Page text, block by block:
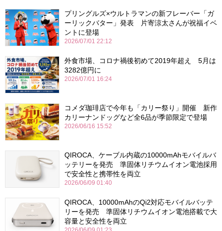
プリングルズ×ウルトラマンの新フレーバー「ガ
ーリックバター」発表 片寄涼太さんが祝福イベ
ントに登場
2026/07/01 22:12
外食市場、コロナ禍後初めて2019年超え 5月は
3282億円に
2026/07/01 16:24
コメダ珈琲店で今年も「カリー祭り」開催 新作
カリーナンドッグなど全6品が季節限定で登場
2026/06/16 15:52
QIROCA、ケーブル内蔵の10000mAhモバイルバ
ッテリーを発売 準固体リチウムイオン電池採用
で安全性と携帯性を両立
2026/06/09 01:40
QIROCA、10000mAhのQi2対応モバイルバッテ
リーを発売 準固体リチウムイオン電池搭載で大
容量と安全性を両立